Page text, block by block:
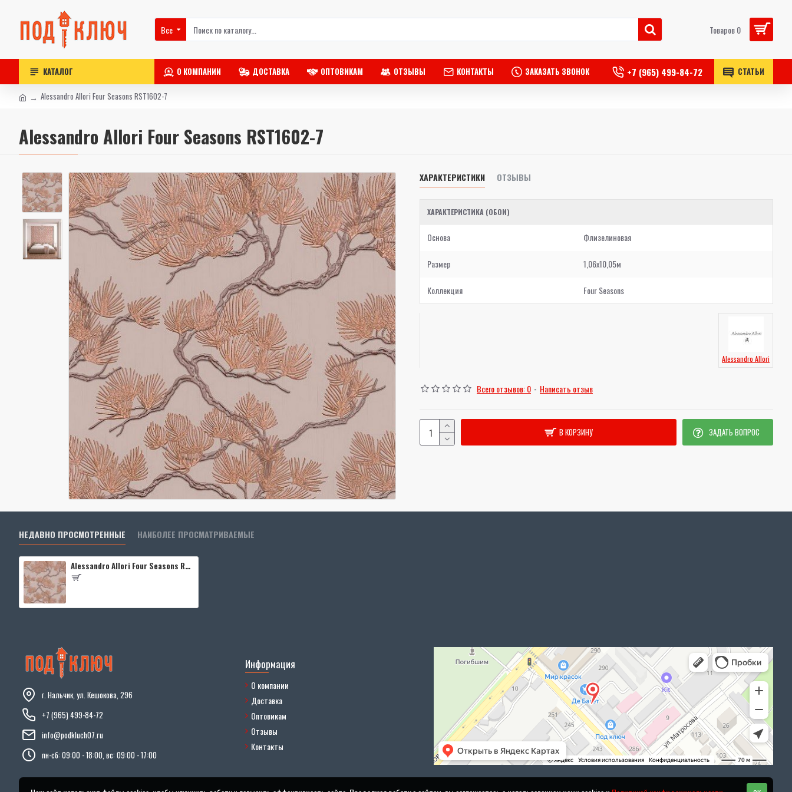
Все Товаров 0
КАТАЛОГ О КОМПАНИИ ДОСТАВКА ОПТОВИКАМ ОТЗЫВЫ КОНТАКТЫ ЗАКАЗАТЬ ЗВОНОК +7 (965) 499-84-72 СТАТЬИ
Alessandro Allori Four Seasons RST1602-7
Alessandro Allori Four Seasons RST1602-7
ХАРАКТЕРИСТИКИ ОТЗЫВЫ
ХАРАКТЕРИСТИКА (ОБОИ)
Основа Флизелиновая
Размер 1,06x10,05м
Коллекция Four Seasons
Alessandro Allori
Всего отзывов: 0 - Написать отзыв
В КОРЗИНУ ЗАДАТЬ ВОПРОС
НЕДАВНО ПРОСМОТРЕННЫЕ НАИБОЛЕЕ ПРОСМАТРИВАЕМЫЕ
Alessandro Allori Four Seasons RST1602-7
г. Нальчик, ул. Кешокова, 296
+7 (965) 499-84-72
info@podkluch07.ru
пн-сб: 09:00 - 18:00, вс: 09:00 - 17:00
Информация
О компании
Доставка
Оптовикам
Отзывы
Контакты